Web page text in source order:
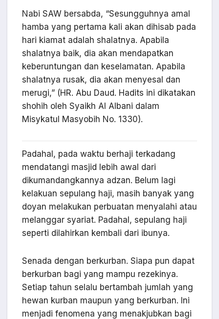
Nabi SAW bersabda, “Sesungguhnya amal
hamba yang pertama kali akan dihisab pada
hari kiamat adalah shalatnya. Apabila
shalatnya baik, dia akan mendapatkan
keberuntungan dan keselamatan. Apabila
shalatnya rusak, dia akan menyesal dan
merugi,” (HR. Abu Daud. Hadits ini dikatakan
shohih oleh Syaikh Al Albani dalam
Misykatul Masyobih No. 1330).
Padahal, pada waktu berhaji terkadang
mendatangi masjid lebih awal dari
dikumandangkannya adzan. Belum lagi
kelakuan sepulang haji, masih banyak yang
doyan melakukan perbuatan menyalahi atau
melanggar syariat. Padahal, sepulang haji
seperti dilahirkan kembali dari ibunya.
Senada dengan berkurban. Siapa pun dapat
berkurban bagi yang mampu rezekinya.
Setiap tahun selalu bertambah jumlah yang
hewan kurban maupun yang berkurban. Ini
menjadi fenomena yang menakjubkan bagi